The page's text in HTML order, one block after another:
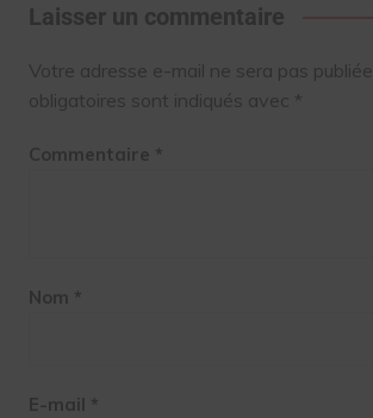
Laisser un commentaire
Votre adresse e-mail ne sera pas publiée.
obligatoires sont indiqués avec *
Commentaire *
Nom *
E-mail *